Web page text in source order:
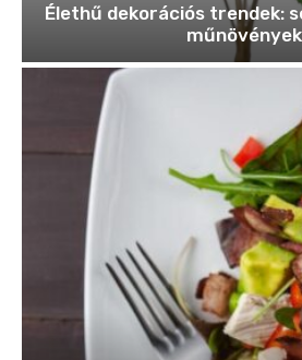
Élethű dekorációs trendek:
műnövények